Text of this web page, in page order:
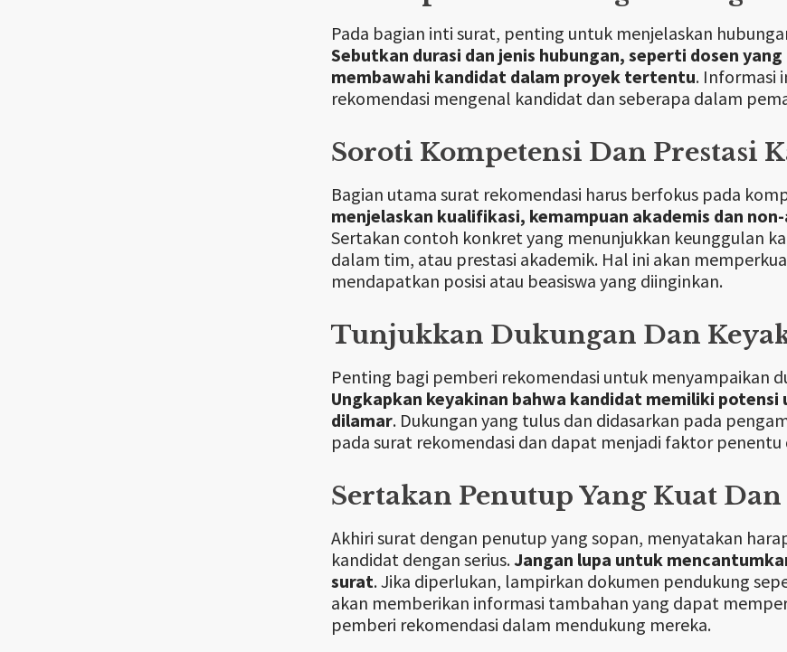
Pada bagian inti surat, penting untuk menjelaskan
Sebutkan durasi dan jenis hubungan, seperti dosen
membawahi kandidat dalam proyek tertentu. Informasi
rekomendasi mengenal kandidat dan seberapa dalam
Soroti Kompetensi Dan Prestasi
Bagian utama surat rekomendasi harus berfokus pada
menjelaskan kualifikasi, kemampuan akademis dan
Sertakan contoh konkret yang menunjukkan keunggulan
dalam tim, atau prestasi akademik. Hal ini akan
mendapatkan posisi atau beasiswa yang diinginkan.
Tunjukkan Dukungan Dan
Penting bagi pemberi rekomendasi untuk menyampaikan
Ungkapkan keyakinan bahwa kandidat memiliki
dilamar. Dukungan yang tulus dan didasarkan pada
pada surat rekomendasi dan dapat menjadi faktor penentu
Sertakan Penutup Yang Kuat
Akhiri surat dengan penutup yang sopan, menyatakan
kandidat dengan serius.Jangan lupa untuk
surat. Jika diperlukan, lampirkan dokumen pendukung
akan memberikan informasi tambahan yang dapat
pemberi rekomendasi dalam mendukung mereka.